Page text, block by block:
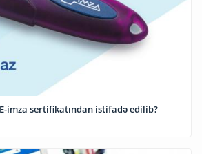
imza sertifikatından istifadə edilib?